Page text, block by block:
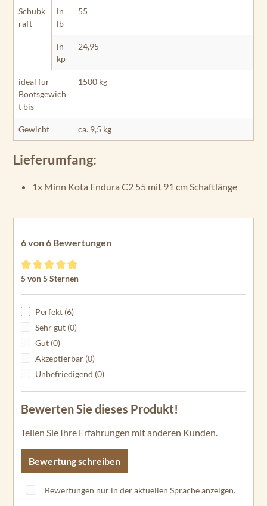
Schubk
raft
in
lb
55
in
kp
24,95
ideal für
Bootsgewich
t bis
1500 kg
Gewicht ca. 9,5 kg
Lieferumfang:
1x Minn Kota Endura C2 55 mit 91 cm Schaftlänge
6 von 6 Bewertungen
Durchschnittliche Bewertung von 5 von 5 Sternen
5 von 5 Sternen
Perfekt (6)
Sehr gut (0)
Gut (0)
Akzeptierbar (0)
Unbefriedigend (0)
Bewerten Sie dieses Produkt!
Teilen Sie Ihre Erfahrungen mit anderen Kunden.
Bewertung schreiben
Bewertungen nur in der aktuellen Sprache anzeigen.